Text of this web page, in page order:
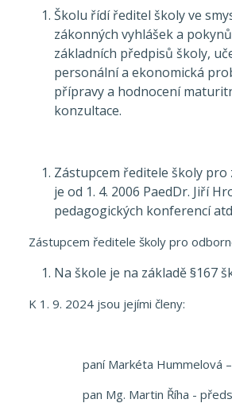
Školu řídí ředitel školy ve
zákonných vyhlášek a
základních předpisů školy,
personální a ekonomická
přípravy a hodnocení
konzultace.
Zástupcem ředitele školy
je od 1. 4. 2006 PaedDr. Jiří
pedagogických konferencí
Zástupcem ředitele školy pro
Na škole je na základě §167
K 1. 9. 2024 jsou jejími členy:
paní Markéta Hummelová –
pan Mg. Martin Říha -